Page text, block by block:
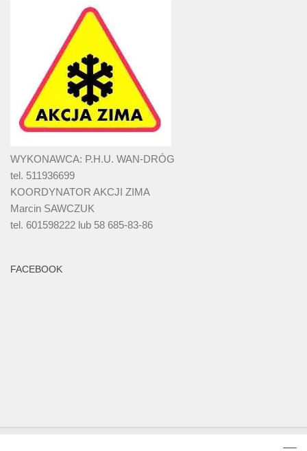
WYKONAWCA: P.H.U. WAN-DRÓG
tel. 511936699
KOORDYNATOR AKCJI ZIMA
Marcin SAWCZUK
tel. 601598222 lub 58 685-83-86
FACEBOOK